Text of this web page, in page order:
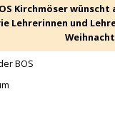
Kirchmöser
Lehrerinnen und
BOS